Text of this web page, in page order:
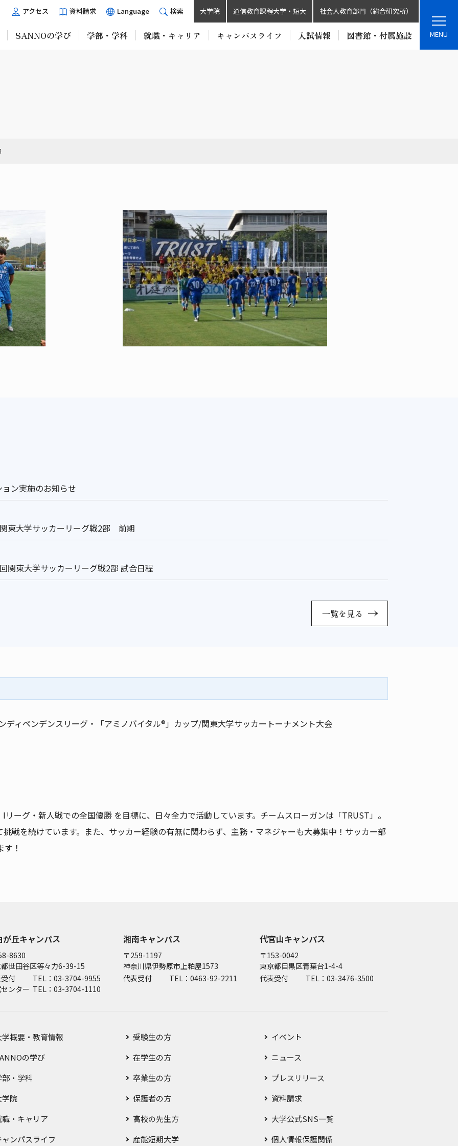
アクセス 資料請求 Language 検索 大学院 通信教育課程大学・短大 社会人教育部門（総合研究所）
SANNOの学び 学部・学科 就職・キャリア キャンパスライフ 入試情報 図書館・付属施設 MENU
ン実施のお知らせ
東大学サッカーリーグ戦2部 前期
関東大学サッカーリーグ戦2部 試合日程
一覧を見る
ィペンデンスリーグ・「アミノバイタル®」カップ/関東大学サッカートーナメント大会
ーグ・新人戦での全国優勝 を目標に、日々全力で活動しています。チームスローガンは「TRUST」。
戦を続けています。また、サッカー経験の有無に関わらず、主務・マネジャーも大募集中！サッカー部
！
が丘キャンパス
8630
世田谷区等々力6-39-15
付
TEL：03-3704-9955
ンター TEL：03-3704-1110
湘南キャンパス
〒259-1197
神奈川県伊勢原市上粕屋1573
代表受付
TEL：0463-92-2211
代官山キャンパス
〒153-0042
東京都目黒区青葉台1-4-4
代表受付
TEL：03-3476-3500
学概要・教育情報
の学び
部・学科
学院
職・キャリア
ャンパスライフ
受験生の方
在学生の方
卒業生の方
保護者の方
高校の先生方
産能短期大学
イベント
ニュース
プレスリリース
資料請求
大学公式SNS一覧
個人情報保護関係